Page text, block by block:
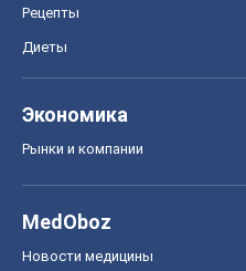
Рецепты
Диеты
Экономика
Рынки и компании
MedOboz
Новости медицины